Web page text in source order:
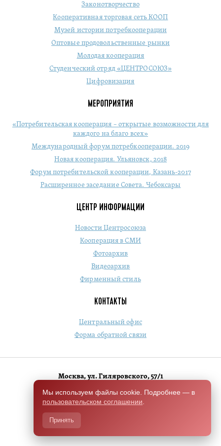
Законотворчество
Кооперативная торговая сеть КООП
Музей истории потребкооперации
Оптовые продовольственные рынки
Молодая кооперация
Студенческий отряд «ЦЕНТРОСОЮЗ»
Цифровизация
МЕРОПРИЯТИЯ
«Потребительская кооперация – открытые возможности для
каждого на благо всех»
Международный форум потребкооперации. 2019
Новая кооперация. Ульяновск, 2018
Форум потребительской кооперации, Казань-2017
Расширенное заседание Совета. Чебоксары
ЦЕНТР ИНФОРМАЦИИ
Новости Центросоюза
Кооперация в СМИ
Фотоархив
Видеоархив
Фирменный стиль
КОНТАКТЫ
Центральный офис
Форма обратной связи
Москва, ул. Гиляровского, 57/1
+7 (495) 684-1803
Switch to English version
Разработано Чили.Хелп
Мы используем файлы cookie. Подробнее — в
пользовательском соглашении
Принять